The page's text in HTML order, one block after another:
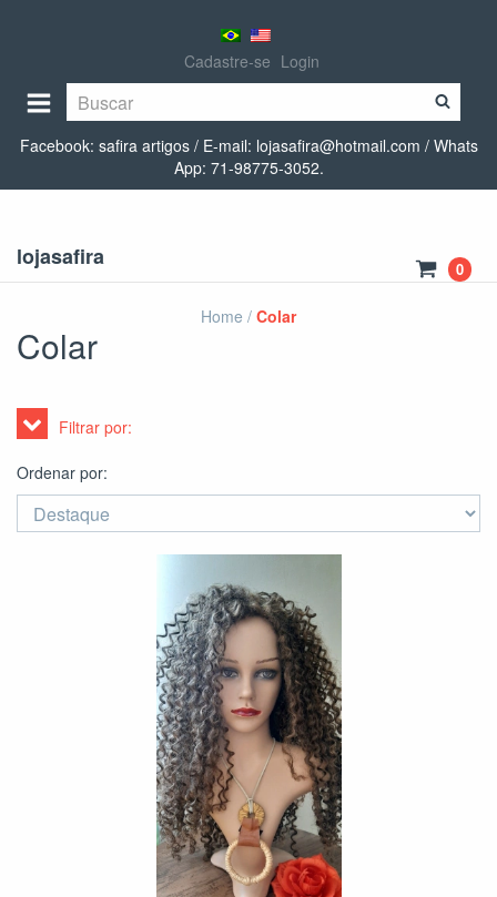
Cadastre-se Login
Facebook: safira artigos / E-mail: lojasafira@hotmail.com / Whats
App: 71-98775-3052.
lojasafira 0
Home / Colar
Colar
Filtrar por:
Ordenar por: